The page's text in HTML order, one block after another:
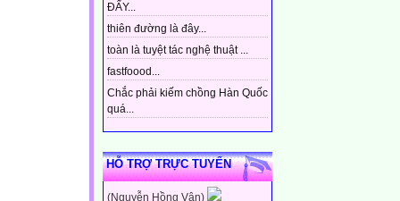
ĐẤY...
thiên đường là đây...
toàn là tuyệt tác nghệ thuật ...
fastfoood...
Chắc phải kiếm chồng Hàn Quốc
quá...
HỖ TRỢ TRỰC TUYẾN
(Nguyễn Hồng Vân)